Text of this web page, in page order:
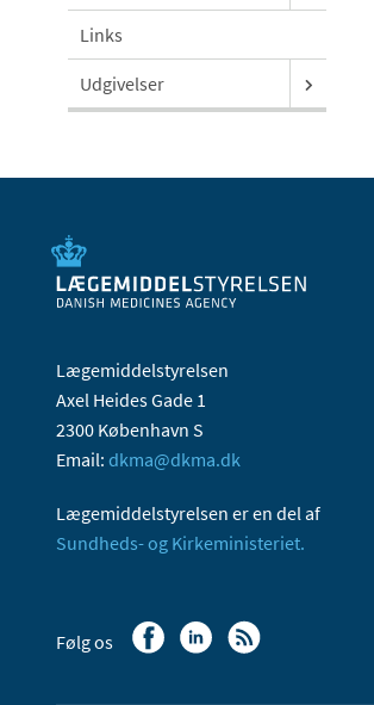
Links
Udgivelser
Lægemiddelstyrelsen
Axel Heides Gade 1
2300 København S
Email: dkma@dkma.dk
Lægemiddelstyrelsen er en del af
Sundheds- og Kirkeministeriet.
Følg os